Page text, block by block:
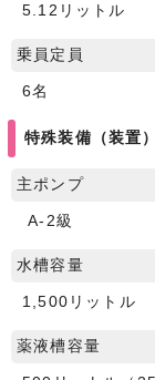
5.12リットル
乗員定員
6名
特殊装備（装置）
主ポンプ
A-2級
水槽容量
1,500リットル
薬液槽容量